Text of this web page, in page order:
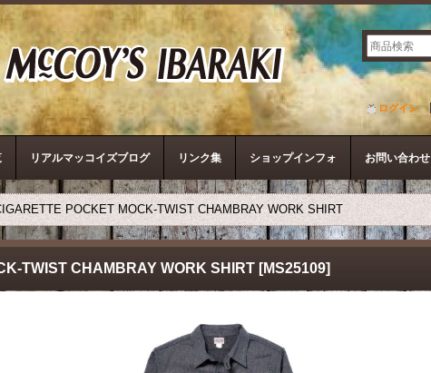
ザ・リアルマッコイズ
ログイン
リアルマッコイズブログ リンク集 ショップインフォ お問い合わせ
POCKET MOCK-TWIST CHAMBRAY WORK SHIRT
TWIST CHAMBRAY WORK SHIRT [MS25109]